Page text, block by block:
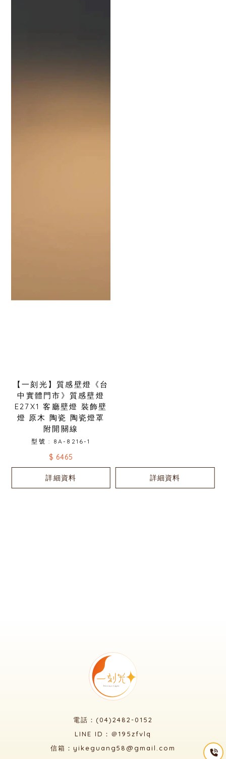
【一刻光】質感壁燈《台
中實體門市》質感壁燈
E27X1 客廳壁燈 裝飾壁
燈 原木 陶瓷 陶瓷燈罩
附開關線
型號 : 8A-8216-1
$ 6465
詳細資料 詳細資料
電話：(04)2482-0152
LINE ID：＠195zfvlq
信箱：yikeguang58@gmail.com